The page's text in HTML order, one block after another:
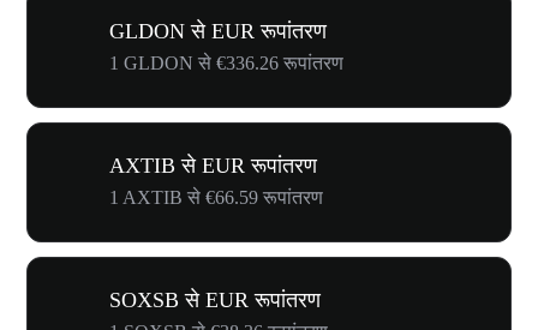
GLDON से EUR रूपांतरण
1 GLDON से €336.26 रूपांतरण
AXTIB से EUR रूपांतरण
1 AXTIB से €66.59 रूपांतरण
SOXSB से EUR रूपांतरण